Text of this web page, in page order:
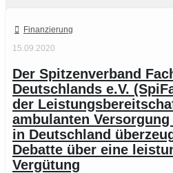
Finanzierung
15.09.2020
Der Spitzenverband
Deutschlands e.V.
der
ambulanten
in Deutschland
Debatte über eine
Vergütung